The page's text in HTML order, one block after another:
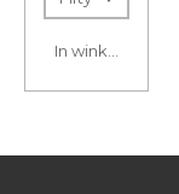
In winkelwagen